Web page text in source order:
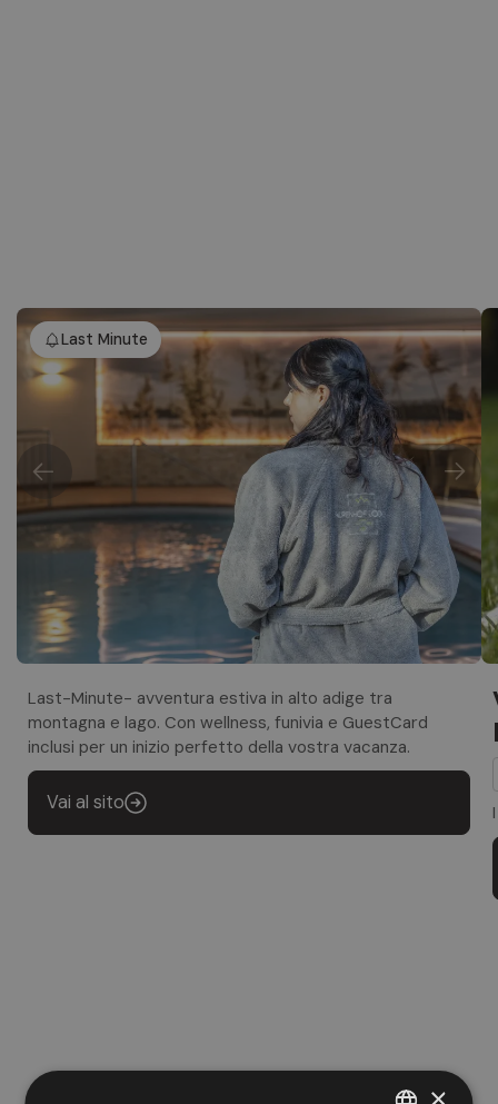
Last Minute
Last-Minute- avventura estiva in alto adige tra
montagna e lago. Con wellness, funivia e GuestCard
inclusi per un inizio perfetto della vostra vacanza.
Vai al sito